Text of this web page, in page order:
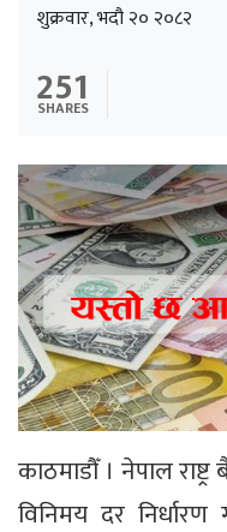
शुक्रवार, भदौ २० २०८२
251
SHARES
काठमाडौँ । नेपाल
विनिमय दर